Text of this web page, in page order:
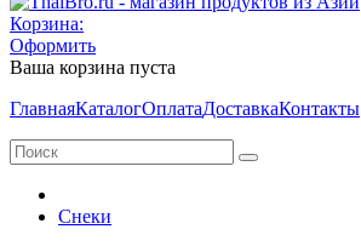
Корзина:
Оформить
Ваша корзина пуста
ГлавнаяКаталогОплатаДоставкаКонтакты
Снеки